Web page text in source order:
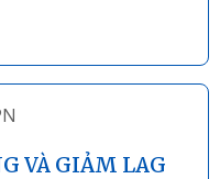
VÀ GIẢM LAG